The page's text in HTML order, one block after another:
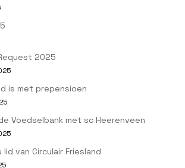
2025
is met prepensioen
Voedselbank met sc Heerenveen
van Circulair Friesland